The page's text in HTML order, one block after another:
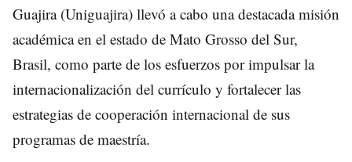
Guajira (Uniguajira) llevó a cabo una destacada misión
académica en el estado de Mato Grosso del Sur,
Brasil, como parte de los esfuerzos por impulsar la
internacionalización del currículo y fortalecer las
estrategias de cooperación internacional de sus
programas de maestría.